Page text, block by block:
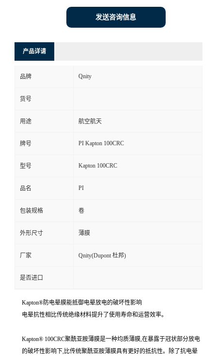
发送咨询信息
产品详请
品牌 Qnity
货号
用途 航空航天
牌号 PI Kapton 100CRC
型号 Kapton 100CRC
品名 PI
包装规格 卷
外形尺寸 薄膜
厂家 Qnity(Dupont 杜邦)
是否进口
Kapton®防电晕膜能抵御电晕放电的破坏性影响
电晕抗性相比传统绝缘材料提升了使用寿命和运营效率。
Kapton® 100CRC聚酰亚胺薄膜是一种均质薄膜,在暴露于冠状部分放电
的破坏性影响下,比传统聚酰亚胺薄膜具有更好的抵抗性。除了抗电晕